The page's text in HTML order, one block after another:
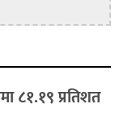
८१.१९ प्रतिशत